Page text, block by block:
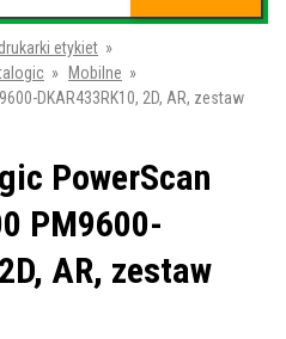
etykiet »
» Mobilne »
DKAR433RK10, 2D, AR, zestaw
PowerScan
PM9600-
AR, zestaw